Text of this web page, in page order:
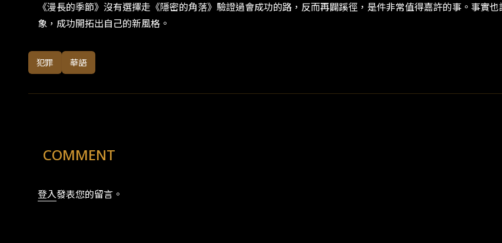
《漫長的季節》沒有選擇走《隱密的角落》驗證過會成功的路，反而再闢蹊徑，是件非常值得嘉許的事。事實
象，成功開拓出自己的新風格。
犯罪 華語
COMMENT
登入發表您的留言。